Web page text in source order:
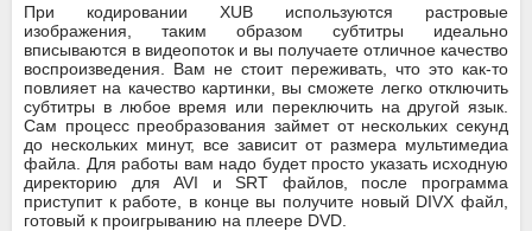
При кодировании XUB используются растровые
изображения, таким образом субтитры идеально
вписываются в видеопоток и вы получаете отличное качество
воспроизведения. Вам не стоит переживать, что это как-то
повлияет на качество картинки, вы сможете легко отключить
субтитры в любое время или переключить на другой язык.
Сам процесс преобразования займет от нескольких секунд
до нескольких минут, все зависит от размера мультимедиа
файла. Для работы вам надо будет просто указать исходную
директорию для AVI и SRT файлов, после программа
приступит к работе, в конце вы получите новый DIVX файл,
готовый к проигрыванию на плеере DVD.